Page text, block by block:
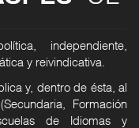
independiente,
y reivindicativa.
y, dentro de ésta, al
Formación
de Idiomas y